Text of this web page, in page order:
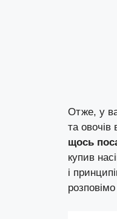
Отже, у
та овочів
щось
купив
і